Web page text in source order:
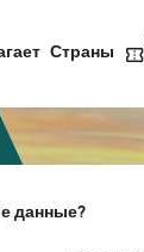
Страны
данные?